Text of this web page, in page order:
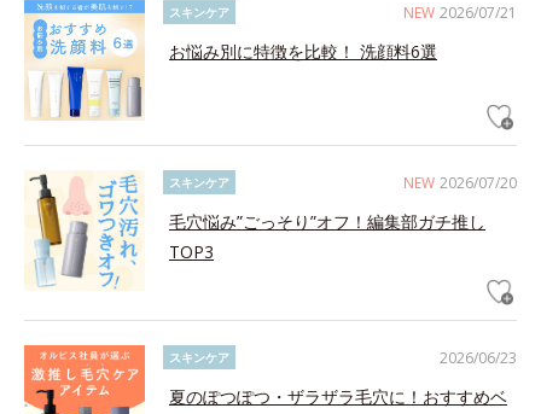
NEW 2026/07/21
スキンケア
お悩み別に特徴を比較！ 洗顔料6選
NEW 2026/07/20
スキンケア
毛穴悩み”ごっそり”オフ！編集部ガチ推し
TOP3
2026/06/23
スキンケア
夏のぽつぽつ・ザラザラ毛穴に！おすすめベ